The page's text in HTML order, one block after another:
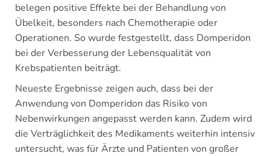
belegen positive Effekte bei der Behandlung von
Übelkeit, besonders nach Chemotherapie oder
Operationen. So wurde festgestellt, dass Domperidon
bei der Verbesserung der Lebensqualität von
Krebspatienten beiträgt.
Neueste Ergebnisse zeigen auch, dass bei der
Anwendung von Domperidon das Risiko von
Nebenwirkungen angepasst werden kann. Zudem wird
die Verträglichkeit des Medikaments weiterhin intensiv
untersucht, was für Ärzte und Patienten von großer